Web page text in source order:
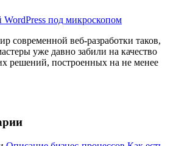
под микроскопом
современной веб-разработки таков,
уже давно забили на качество
решений, построенных на не менее